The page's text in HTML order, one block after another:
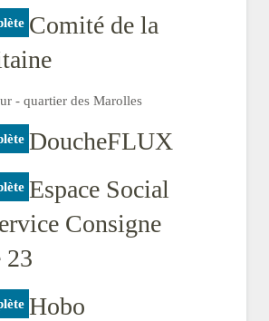
Comité de la
- quartier des Marolles
DoucheFLUX
Espace Social
Consigne
Hobo